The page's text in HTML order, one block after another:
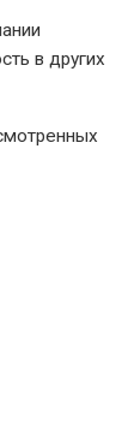
в других